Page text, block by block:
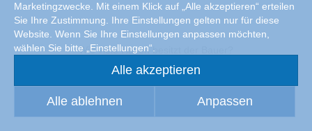
Wie viele Hasen besitzt der Bauer?
Marketingzwecke. Mit einem Klick auf „Alle akzeptieren“ erteilen
Sie Ihre Zustimmung. Ihre Einstellungen gelten nur für diese
Website. Wenn Sie Ihre Einstellungen anpassen möchten,
wählen Sie bitte „Einstellungen“.
Alle akzeptieren
Alle ablehnen Anpassen